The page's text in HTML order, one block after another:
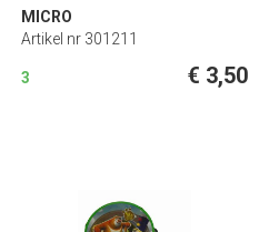
MICRO
Artikel nr 301211
3 € 3,50